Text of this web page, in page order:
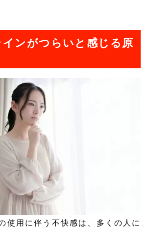
ンがつらいと感じる原
使用に伴う不快感は、多くの人に